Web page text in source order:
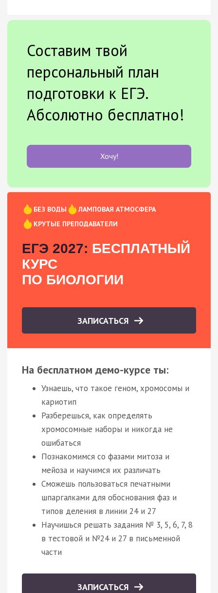
Составим твой
персональный план
подготовки к ЕГЭ.
Абсолютно бесплатно!
Хочу!
БЕЗ ВОДЫ
ЛАМПОВАЯ АТМОСФЕРА
КРУТЫЕ ПРЕПОДАВАТЕЛИ
ЕГЭ 2027: БЕСПЛАТНЫЙ
КУРС
ПО БИОЛОГИИ
ЗАПИСАТЬСЯ
На бесплатном демо-курсе ты:
Узнаешь, что такое геном, хромосомы и
кариотип
Разберешься, как определять
хромосомные наборы и никогда не
ошибаться
Познакомимся со фазами митоза и
мейоза и научимся их различать
Сможешь пользоваться печатными
шпаргалками для обоснования фаз и
типов деления в линии 24 и 27
Научишься решать задания № 3, 5, 6, 7, 8
в тестовой и №24 и 27 в письменной
части
ЗАПИСАТЬСЯ